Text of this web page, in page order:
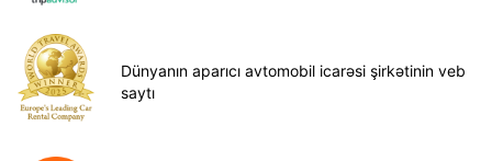
Dünyanın aparıcı avtomobil icarəsi şirkətinin veb
saytı